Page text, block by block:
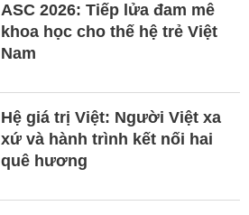
ASC 2026: Tiếp lửa đam mê
khoa học cho thế hệ trẻ Việt
Nam
Hệ giá trị Việt: Người Việt xa
xứ và hành trình kết nối hai
quê hương